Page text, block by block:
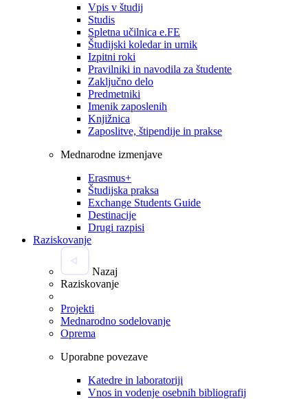
Vpis v študij
Studis
Spletna učilnica e.FE
Študijski koledar in urnik
Izpitni roki
Pravilniki in navodila za študente
Zaključno delo
Predmetniki
Imenik zaposlenih
Knjižnica
Zaposlitve, štipendije in prakse
Mednarodne izmenjave
Erasmus+
Študijska praksa
Exchange Students Guide
Destinacije
Drugi razpisi
Raziskovanje
Nazaj
Raziskovanje
Projekti
Mednarodno sodelovanje
Oprema
Uporabne povezave
Katedre in laboratoriji
Vnos in vodenje osebnih bibliografij